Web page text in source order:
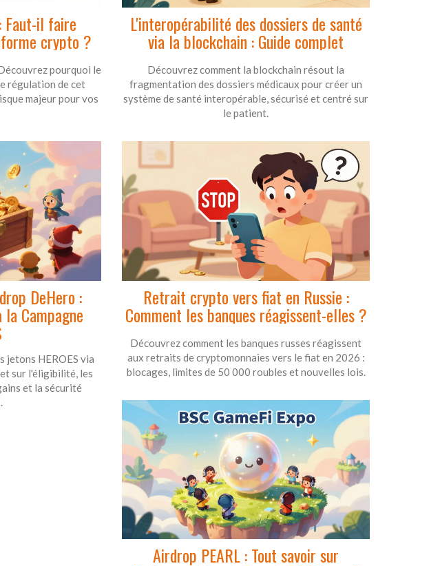
Faut-il faire
crypto ?
pourquoi le
régulation de cet
majeur pour vos
L'interopérabilité des dossiers de santé
via la blockchain : Guide complet
Découvrez comment la blockchain résout la
fragmentation des dossiers médicaux pour créer un
système de santé interopérable, sécurisé et centré sur
le patient.
DeHero :
Campagne
jetons HEROES via
sur l'éligibilité, les
et la sécurité
Retrait crypto vers fiat en Russie :
Comment les banques réagissent-elles ?
Découvrez comment les banques russes réagissent
aux retraits de cryptomonnaies vers le fiat en 2026 :
blocages, limites de 50 000 roubles et nouvelles lois.
Airdrop PEARL : Tout savoir sur